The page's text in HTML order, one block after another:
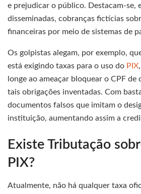
e prejudicar o público. Destacam-se,
disseminadas, cobranças fictícias
financeiras por meio de sistemas de
Os golpistas alegam, por exemplo,
está exigindo taxas para o uso do PIX
longe ao ameaçar bloquear o CPF de
tais obrigações inventadas. Com
documentos falsos que imitam o
instituição, aumentando assim a
Existe Tributação
PIX?
Atualmente, não há qualquer taxa